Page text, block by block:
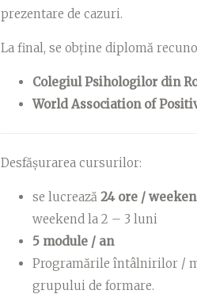
prezentare de cazuri.
La final, se obține diplomă
Colegiul Psihologilor din
World Association of
Desfășurarea cursurilor:
se lucrează 24 ore /
weekend la 2 – 3 luni
5 module / an
Programările întâlnirilor /
grupului de formare.